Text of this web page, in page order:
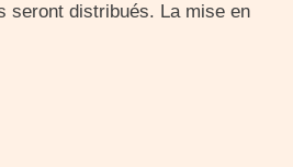
seront distribués. La mise en